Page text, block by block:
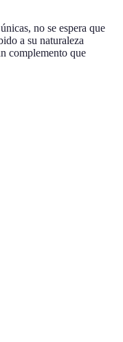
no se espera que
a su naturaleza
complemento que